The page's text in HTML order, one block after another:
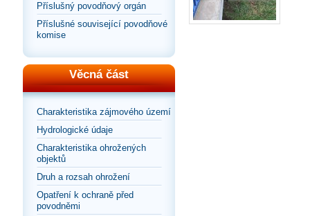
Příslušný povodňový orgán
Příslušné související povodňové
komise
Věcná část
Charakteristika zájmového území
Hydrologické údaje
Charakteristika ohrožených
objektů
Druh a rozsah ohrožení
Opatření k ochraně před
povodněmi